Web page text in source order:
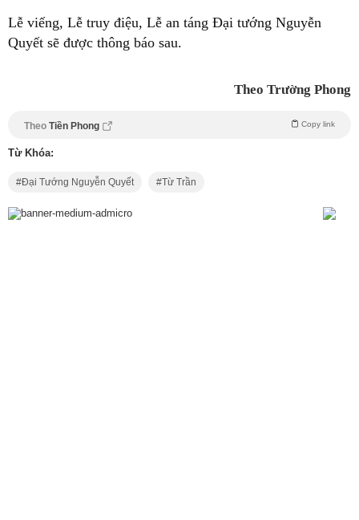
Lễ viếng, Lễ truy điệu, Lễ an táng Đại tướng Nguyễn
Quyết sẽ được thông báo sau.
Theo Trường Phong
Theo Tiền Phong Copy link
Từ Khóa:
Đại Tướng Nguyễn Quyết Từ Trần